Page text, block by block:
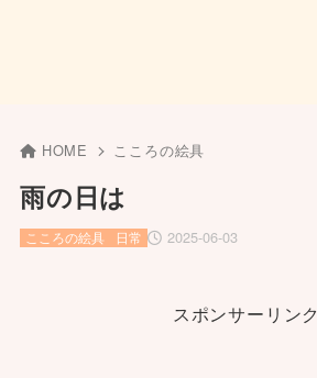
HOME こころの絵具
雨の日は
2025-06-03
こころの絵具 日常
スポンサーリンク